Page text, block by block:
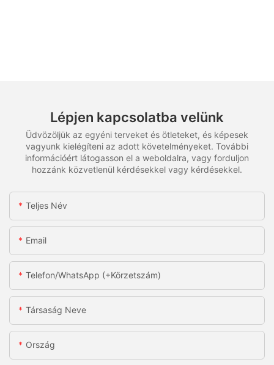
Lépjen kapcsolatba velünk
Üdvözöljük az egyéni terveket és ötleteket, és képesek
vagyunk kielégíteni az adott követelményeket. További
információért látogasson el a weboldalra, vagy forduljon
hozzánk közvetlenül kérdésekkel vagy kérdésekkel.
Teljes Név
Email
Telefon/WhatsApp (+körzetszám)
Társaság Neve
Ország